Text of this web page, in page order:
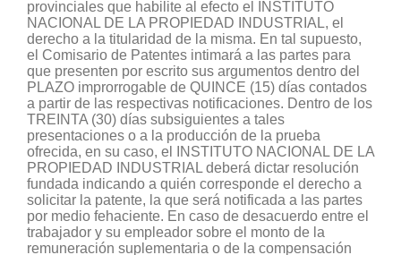
provinciales que habilite al efecto el INSTITUTO
NACIONAL DE LA PROPIEDAD INDUSTRIAL, el
derecho a la titularidad de la misma. En tal supuesto,
el Comisario de Patentes intimará a las partes para
que presenten por escrito sus argumentos dentro del
PLAZO improrrogable de QUINCE (15) días contados
a partir de las respectivas notificaciones. Dentro de los
TREINTA (30) días subsiguientes a tales
presentaciones o a la producción de la prueba
ofrecida, en su caso, el INSTITUTO NACIONAL DE LA
PROPIEDAD INDUSTRIAL deberá dictar resolución
fundada indicando a quién corresponde el derecho a
solicitar la patente, la que será notificada a las partes
por medio fehaciente. En caso de desacuerdo entre el
trabajador y su empleador sobre el monto de la
remuneración suplementaria o de la compensación